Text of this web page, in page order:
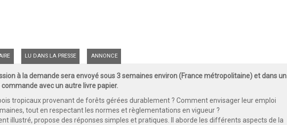
LU DANS LA PRESSE ANNONCE
à la demande sera envoyé sous 3 semaines environ (France métropolitaine) et dans un
avec un autre livre papier.
tropicaux provenant de forêts gérées durablement ? Comment envisager leur emploi
tout en respectant les normes et règlementations en vigueur ?
illustré, propose des réponses simples et pratiques. Il aborde les différents aspects de la